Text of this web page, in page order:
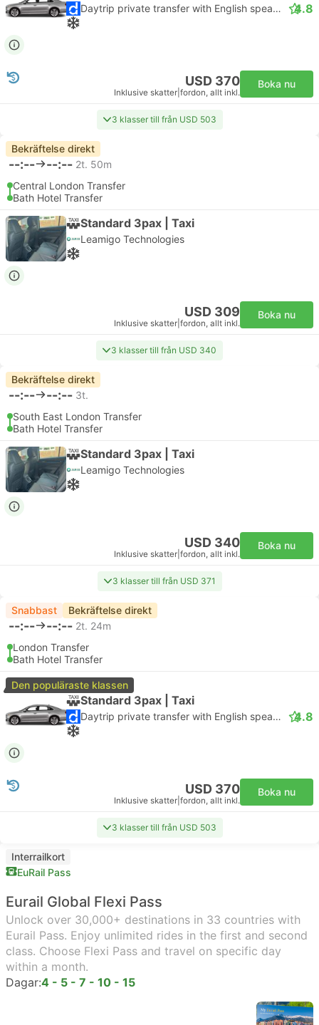
Daytrip private transfer with English speaking driver 4.8
USD 370
Inklusive skatter fordon, allt inkl.
Boka nu
3 klasser till från USD 503
Bekräftelse direkt
--:-- --:-- 2t. 50m
Central London Transfer
Bath Hotel Transfer
Standard 3pax | Taxi
Leamigo Technologies
USD 309
Inklusive skatter fordon, allt inkl.
Boka nu
3 klasser till från USD 340
Bekräftelse direkt
--:-- --:-- 3t.
South East London Transfer
Bath Hotel Transfer
Standard 3pax | Taxi
Leamigo Technologies
USD 340
Inklusive skatter fordon, allt inkl.
Boka nu
3 klasser till från USD 371
Snabbast Bekräftelse direkt
--:-- --:-- 2t. 24m
London Transfer
Bath Hotel Transfer
Den populäraste klassen
Standard 3pax | Taxi
Daytrip private transfer with English speaking driver 4.8
USD 370
Inklusive skatter fordon, allt inkl.
Boka nu
3 klasser till från USD 503
Interrailkort
EuRail Pass
Eurail Global Flexi Pass
Unlock over 30,000+ destinations in 33 countries with
Eurail Pass. Enjoy unlimited rides in the first and second
class. Choose Flexi Pass and travel on specific day
within a month.
Dagar:4 - 5 - 7 - 10 - 15